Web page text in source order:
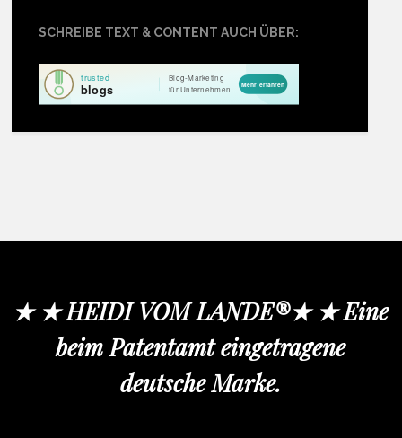
SCHREIBE TEXT & CONTENT AUCH ÜBER:
★ ★ HEIDI VOM LANDE®★ ★ Eine
beim Patentamt eingetragene
deutsche Marke.